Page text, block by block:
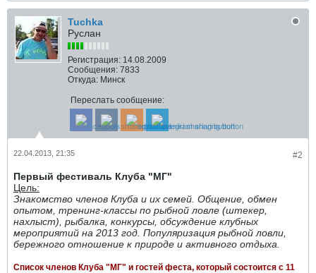
Tuchka
Руслан
Регистрация: 14.08.2009
Сообщения: 7833
Откуда: Минск
Переслать сообщение:
#2
22.04.2013, 21:35
Первый фестиваль Клуба "МГ"
Цель:
Знакомство членов Клуба и их семей. Общение, обмен
опытом, тренинг-классы по рыбной ловле (штекер,
нахлыст), рыбалка, конкурсы, обсуждение клубных
мероприятий на 2013 год. Популяризация рыбной ловли,
бережного отношение к природе и активного отдыха.
Список членов Клуба "МГ" и гостей феста, который состоится с 11